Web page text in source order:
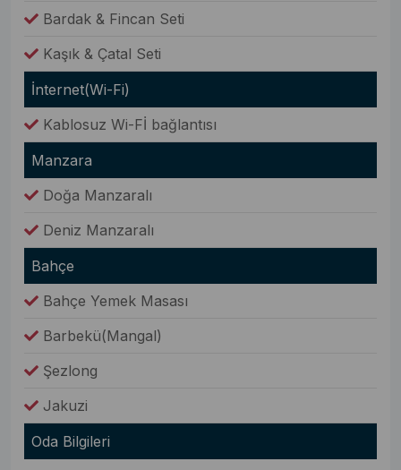
Bardak & Fincan Seti
Kaşık & Çatal Seti
İnternet(Wi-Fi)
Kablosuz Wi-Fİ bağlantısı
Manzara
Doğa Manzaralı
Deniz Manzaralı
Bahçe
Bahçe Yemek Masası
Barbekü(Mangal)
Şezlong
Jakuzi
Oda Bilgileri